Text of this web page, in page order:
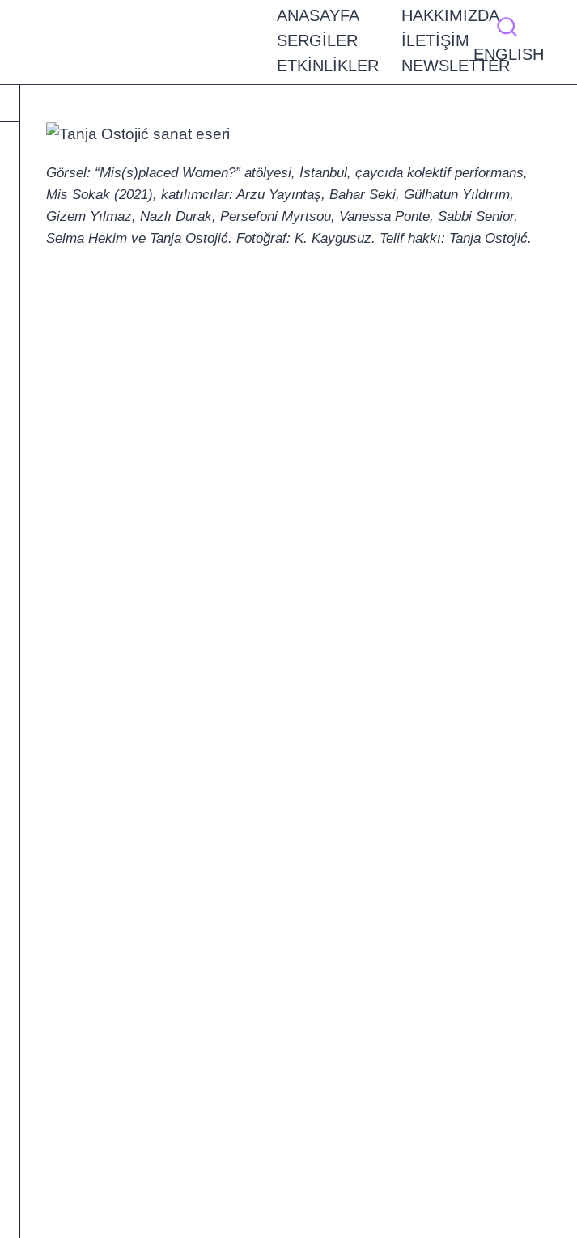
ANASAYFA
SERGILER
ETKINLIKLER
HAKKIMIZDA
İLETIŞIM
NEWSLETTER
ENGLISH
Görsel: “Mis(s)placed Women?” atölyesi, İstanbul, çaycıda kolektif performans,
Mis Sokak (2021), katılımcılar: Arzu Yayıntaş, Bahar Seki, Gülhatun Yıldırım,
Gizem Yılmaz, Nazlı Durak, Persefoni Myrtsou, Vanessa Ponte, Sabbi Senior,
Selma Hekim ve Tanja Ostojić. Fotoğraf: K. Kaygusuz. Telif hakkı: Tanja Ostojić.